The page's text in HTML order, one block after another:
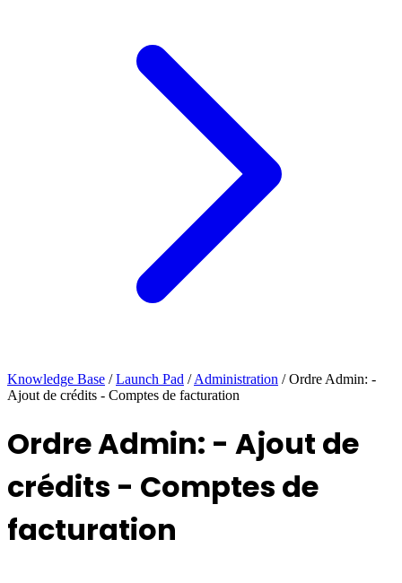
Knowledge Base / Launch Pad / Administration / Ordre Admin: -
Ajout de crédits - Comptes de facturation
Ordre Admin: - Ajout de
crédits - Comptes de
facturation